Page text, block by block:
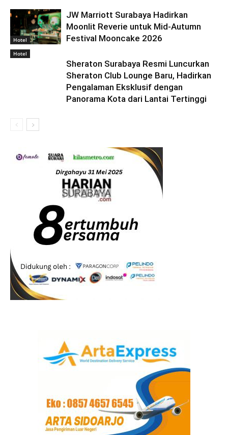
Hotel
JW Marriott Surabaya Hadirkan
Moonlit Reverie untuk Mid-Autumn
Festival Mooncake 2026
Hotel
Sheraton Surabaya Resmi Luncurkan
Sheraton Club Lounge Baru, Hadirkan
Pengalaman Eksklusif dengan
Panorama Kota dari Lantai Tertinggi